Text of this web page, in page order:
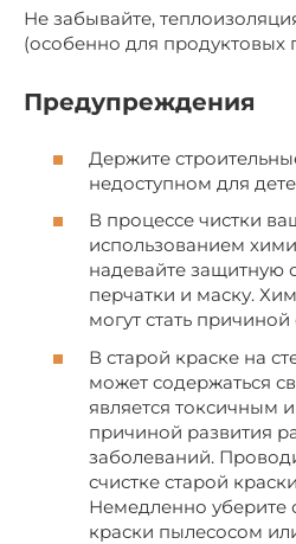
Не забывайте,
(особенно для продуктовых
Предупреждения
Держите
недоступном для
В процессе чистки
использованием
надевайте защитную
перчатки и маску.
могут стать
В старой краске на
может содержаться
является токсичным
причиной развития
заболеваний.
счистке старой
Немедленно уберите
краски пылесосом